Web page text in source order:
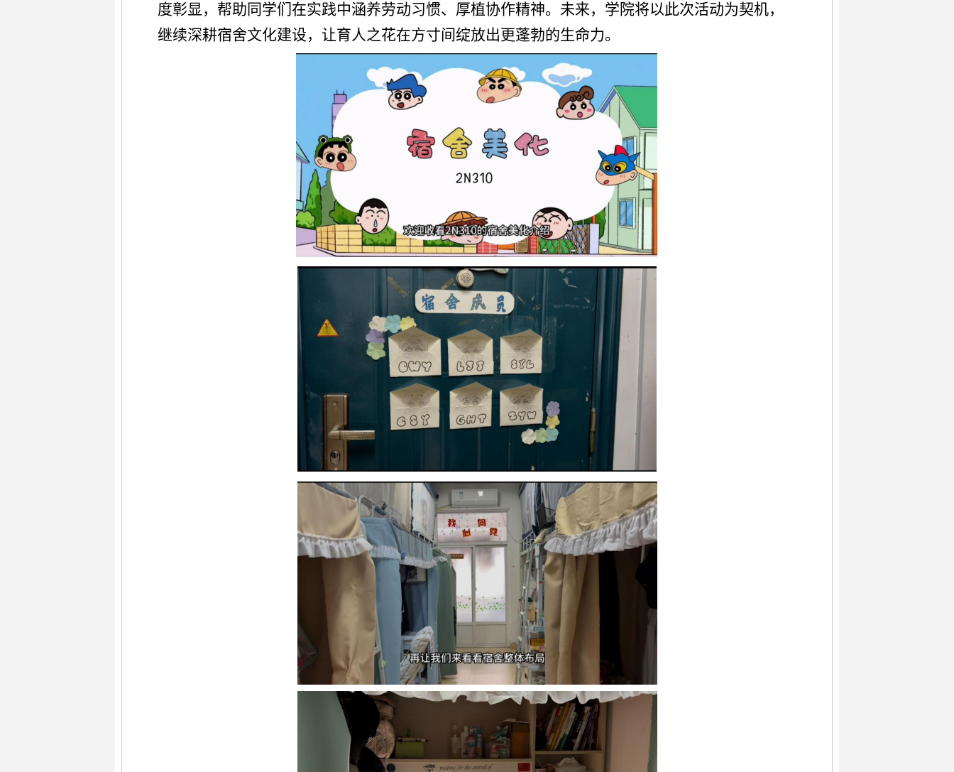
度彰显 ，帮助同学们在实践中涵养劳动习惯、厚植协作精神。未来，学院将以此次活动为契机，
继续深耕宿舍文化建设，让育人之花在方寸间绽放出更蓬勃的生命力。